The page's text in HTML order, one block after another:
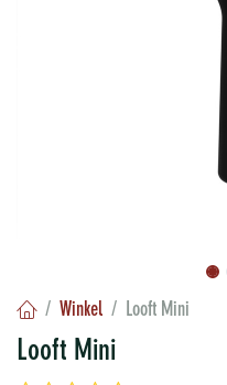
Winkel Looft Mini
Looft Mini